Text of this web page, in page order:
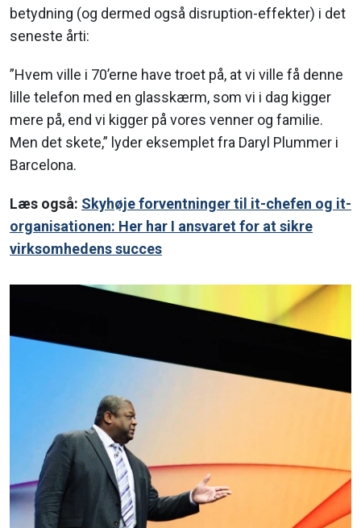
betydning (og dermed også disruption-effekter) i det
seneste årti:
”Hvem ville i 70’erne have troet på, at vi ville få denne
lille telefon med en glasskærm, som vi i dag kigger
mere på, end vi kigger på vores venner og familie.
Men det skete,” lyder eksemplet fra Daryl Plummer i
Barcelona.
Læs også: Skyhøje forventninger til it-chefen og it-
organisationen: Her har I ansvaret for at sikre
virksomhedens succes